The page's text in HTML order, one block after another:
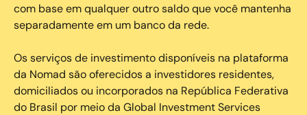
com base em qualquer outro saldo que você mantenha
separadamente em um banco da rede.
Os serviços de investimento disponíveis na plataforma
da Nomad são oferecidos a investidores residentes,
domiciliados ou incorporados na República Federativa
do Brasil por meio da Global Investment Services